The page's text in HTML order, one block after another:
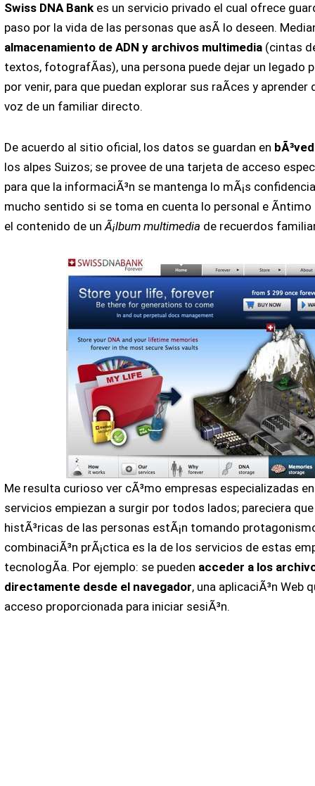
Swiss DNA Bank es un servicio privado el cual ofrece
paso por la vida de las personas que asÃ­ lo deseen.
almacenamiento de ADN y archivos multimedia (cintas
textos, fotografÃ­as), una persona puede dejar un legado
por venir, para que puedan explorar sus raÃ­ces y aprender
voz de un familiar directo.
De acuerdo al sitio oficial, los datos se guardan en
los alpes Suizos; se provee de una tarjeta de acceso
para que la informaciÃ³n se mantenga lo mÃ¡s
mucho sentido si se toma en cuenta lo personal e Ã­ntimo
el contenido de unÃ¡lbum multimedia de recuerdos
Me resulta curioso ver cÃ³mo empresas especializadas
servicios empiezan a surgir por todos lados; pareciera
histÃ³ricas de las personas estÃ¡n tomando
combinaciÃ³n prÃ¡ctica es la de los servicios de estas
tecnologÃ­a. Por ejemplo: se pueden acceder a los
directamente desde el navegador, una aplicaciÃ³n Web
acceso proporcionada para iniciar sesiÃ³n.